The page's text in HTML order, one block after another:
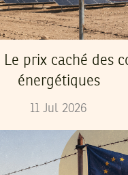
Le prix caché des
énergétiques
11 Jul 2026